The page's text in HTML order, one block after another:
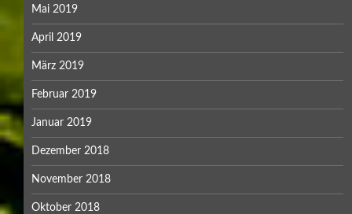
Mai 2019
April 2019
März 2019
Februar 2019
Januar 2019
Dezember 2018
November 2018
Oktober 2018